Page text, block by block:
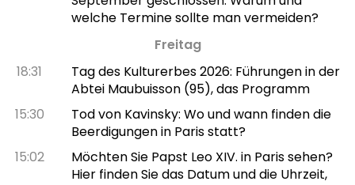
welche Termine sollte man vermeiden?
Freitag
18:31
Tag des Kulturerbes 2026: Führungen in der
Abtei Maubuisson (95), das Programm
15:30
Tod von Kavinsky: Wo und wann finden die
Beerdigungen in Paris statt?
15:02
Möchten Sie Papst Leo XIV. in Paris sehen?
Hier finden Sie das Datum und die Uhrzeit,